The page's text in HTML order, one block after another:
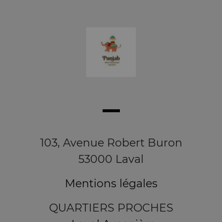
103, Avenue Robert Buron
53000 Laval
Mentions légales
QUARTIERS PROCHES